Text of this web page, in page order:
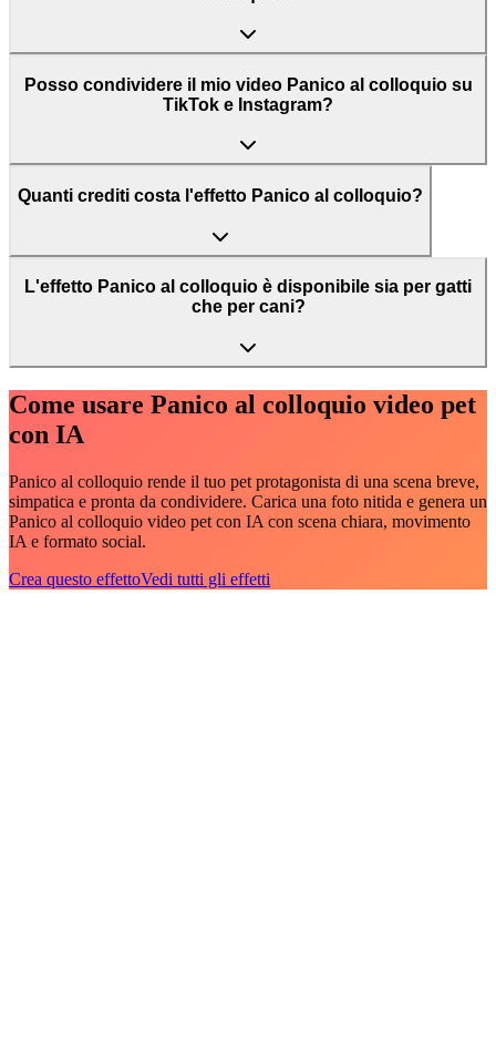
Posso condividere il mio video Panico al colloquio su
TikTok e Instagram?
Quanti crediti costa l'effetto Panico al colloquio?
L'effetto Panico al colloquio è disponibile sia per gatti
che per cani?
Come usare Panico al colloquio video pet
con IA
Panico al colloquio rende il tuo pet protagonista di una scena breve,
simpatica e pronta da condividere. Carica una foto nitida e genera un
Panico al colloquio video pet con IA con scena chiara, movimento
IA e formato social.
Crea questo effettoVedi tutti gli effetti